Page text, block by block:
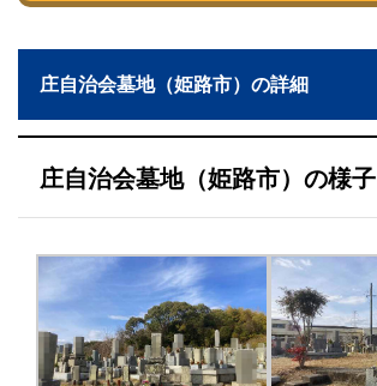
庄自治会墓地（姫路市）の詳細
庄自治会墓地（姫路市）の様子